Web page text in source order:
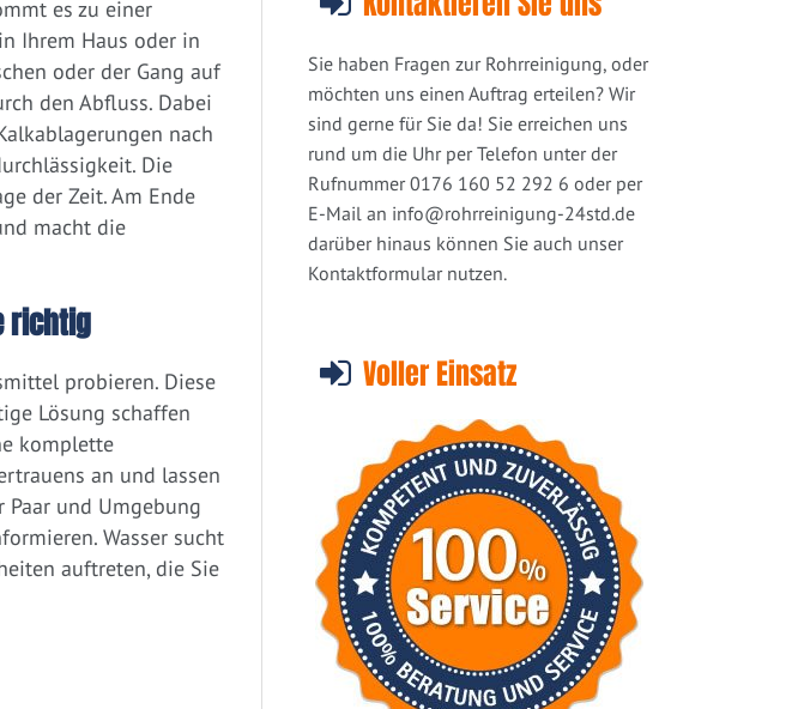
Sie haben Fragen zur Rohrreinigung, oder
möchten uns einen Auftrag erteilen? Wir
sind gerne für Sie da! Sie erreichen uns
rund um die Uhr per Telefon unter der
Rufnummer 0176 160 52 292 6 oder per
E-Mail an info@rohrreinigung-24std.de
darüber hinaus können Sie auch unser
Kontaktformular nutzen.
es zu einer
Ihrem Haus oder in
oder der Gang auf
den Abfluss. Dabei
nach
Die
der Zeit. Am Ende
macht die
richtig
probieren. Diese
Lösung schaffen
komplette
an und lassen
und Umgebung
Wasser sucht
auftreten, die Sie
Voller Einsatz